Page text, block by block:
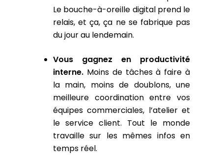
Le bouche-à-oreille digital prend le
relais, et ça, ça ne se fabrique pas
du jour au lendemain.
Vous gagnez en productivité
interne. Moins de tâches à faire à
la main, moins de doublons, une
meilleure coordination entre vos
équipes commerciales, l’atelier et
le service client. Tout le monde
travaille sur les mêmes infos en
temps réel.